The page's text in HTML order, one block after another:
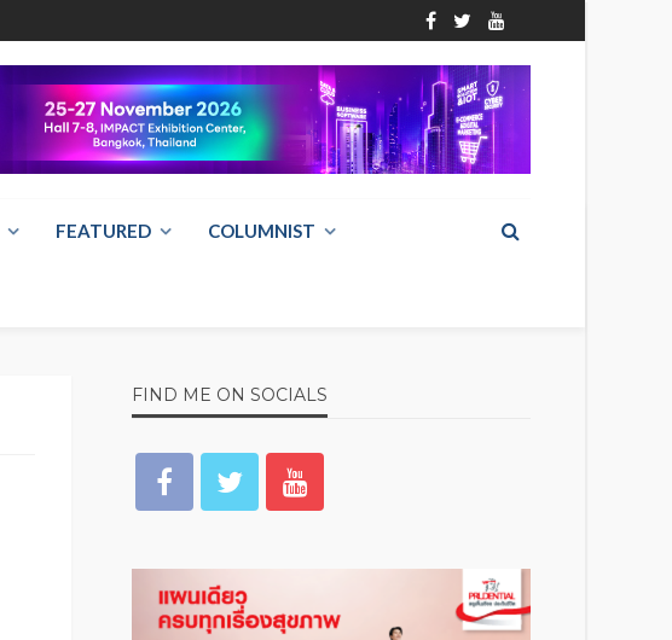
FEATURED COLUMNIST
FIND ME ON SOCIALS